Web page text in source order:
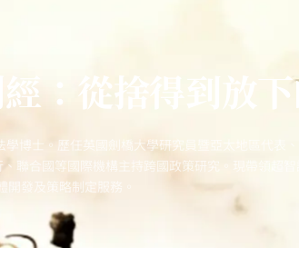
：從捨得到放
學博士。歷任英國劍橋大學研究員暨亞太地區代表
、聯合國等國際機構主持跨國政策研究。現帶領超
開發及策略制定服務。